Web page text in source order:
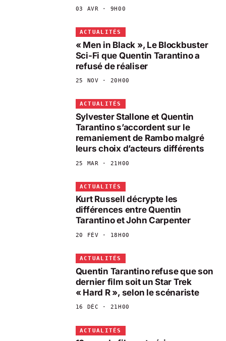
03 AVR · 9H00
ACTUALITÉS
« Men in Black », Le Blockbuster
Sci-Fi que Quentin Tarantino a
refusé de réaliser
25 NOV · 20H00
ACTUALITÉS
Sylvester Stallone et Quentin
Tarantino s’accordent sur le
remaniement de Rambo malgré
leurs choix d’acteurs différents
25 MAR · 21H00
ACTUALITÉS
Kurt Russell décrypte les
différences entre Quentin
Tarantino et John Carpenter
20 FÉV · 18H00
ACTUALITÉS
Quentin Tarantino refuse que son
dernier film soit un Star Trek
« Hard R », selon le scénariste
16 DÉC · 21H00
ACTUALITÉS